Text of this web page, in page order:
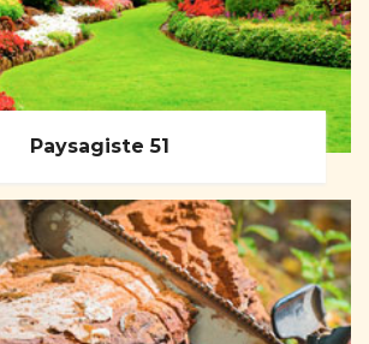
Paysagiste 51